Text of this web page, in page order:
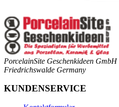
PorcelainSite Geschenkideen GmbH
Friedrichswalde Germany
KUNDENSERVICE